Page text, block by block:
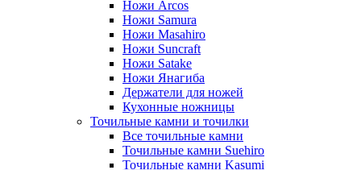
Ножи Arcos
Ножи Samura
Ножи Masahiro
Ножи Suncraft
Ножи Satake
Ножи Янагиба
Держатели для ножей
Кухонные ножницы
Точильные камни и точилки
Все точильные камни
Точильные камни Suehiro
Точильные камни Kasumi